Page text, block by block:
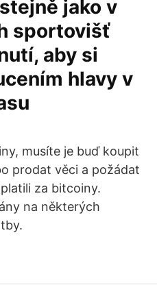
jako v
sportovišť
aby si
hlavy v
musíte je buď koupit
prodat věci a požádat
za bitcoiny.
na některých